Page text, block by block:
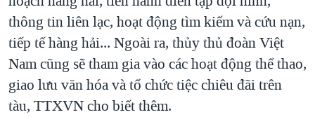
thông tin liên lạc, hoạt động tìm kiếm và cứu nạn,
tiếp tế hàng hải... Ngoài ra, thủy thủ đoàn Việt
Nam cũng sẽ tham gia vào các hoạt động thể thao,
giao lưu văn hóa và tổ chức tiệc chiêu đãi trên
tàu, TTXVN cho biết thêm.